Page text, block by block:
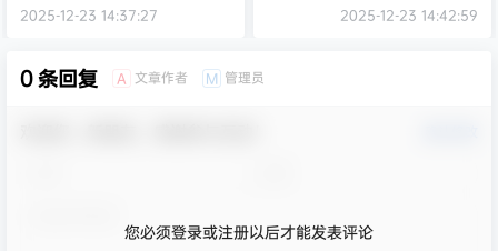
2025-12-23 14:37:27 2025-12-23 14:42:59
0 条回复 A 文章作者 M 管理员
您必须登录或注册以后才能发表评论